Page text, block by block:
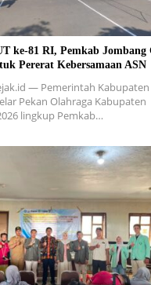
ke-81 RI, Pemkab Jombang
Pererat Kebersamaan ASN
— Pemerintah Kabupaten
Pekan Olahraga Kabupaten
lingkup Pemkab…